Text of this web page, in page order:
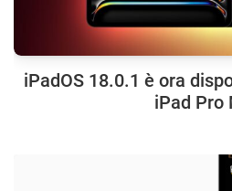
iPadOS 18.0.1 è ora
iPad Pro